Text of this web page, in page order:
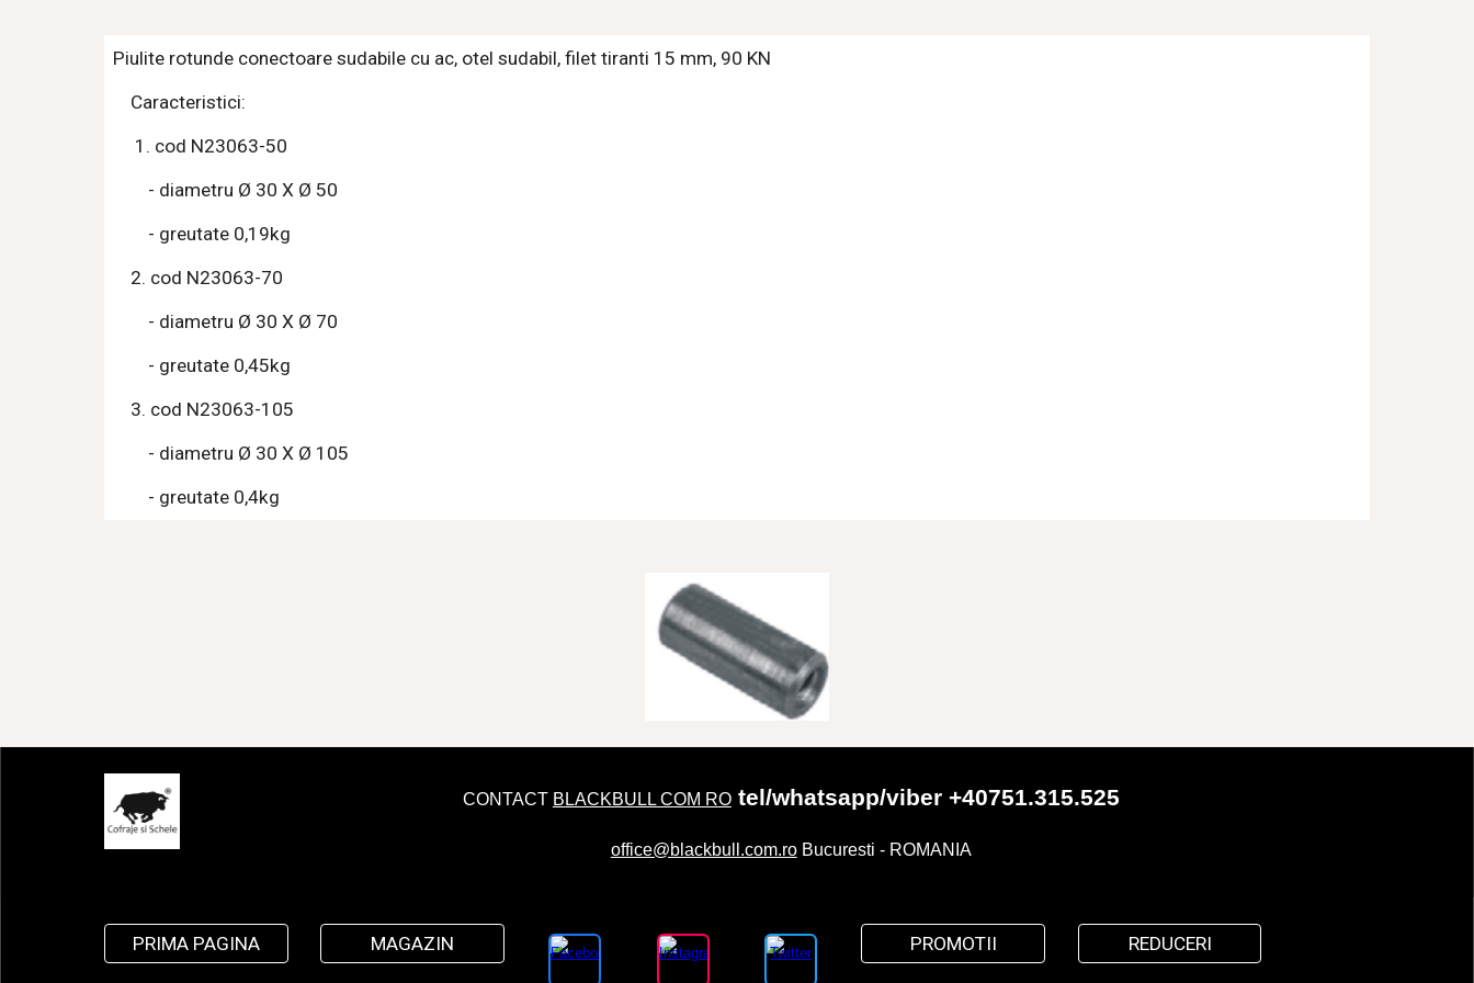
Piulite rotunde conectoare sudabile cu ac, otel sudabil, filet tiranti 15 mm, 90 KN
    Caracteristici:
     1. cod N23063-50
        - diametru Ø 30 X Ø 50
        - greutate 0,19kg
    2. cod N23063-70
        - diametru Ø 30 X Ø 70
        - greutate 0,45kg
    3. cod N23063-105
        - diametru Ø 30 X Ø 105
        - greutate 0,4kg
CONTACT BLACKBULL COM RO tel/whatsapp/viber +40751.315.525
office@blackbull.com.roBucuresti - ROMANIA
PRIMA PAGINA MAGAZIN PROMOTII REDUCERI